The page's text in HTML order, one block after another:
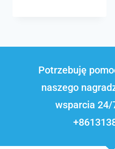
Potrzebuję
naszego
wsparcia 24/